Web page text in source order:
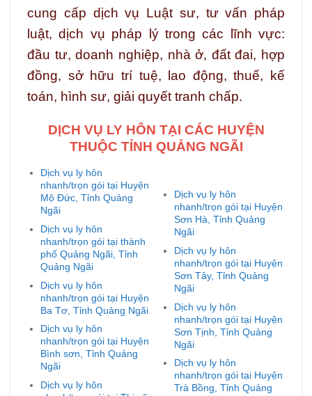
cung cấp dịch vụ Luật sư, tư vấn pháp
luật, dịch vụ pháp lý trong các lĩnh vực:
đầu tư, doanh nghiệp, nhà ở, đất đai, hợp
đồng, sở hữu trí tuệ, lao động, thuế, kế
toán, hình sư, giải quyết tranh chấp.
DỊCH VỤ LY HÔN TẠI CÁC HUYỆN
THUỘC TỈNH QUẢNG NGÃI
Dịch vụ ly hôn
nhanh/trọn gói tại Huyện
Mộ Đức, Tỉnh Quảng
Ngãi
Dịch vụ ly hôn
nhanh/trọn gói tại thành
phố Quảng Ngãi, Tỉnh
Quảng Ngãi
Dịch vụ ly hôn
nhanh/trọn gói tại Huyện
Ba Tơ, Tỉnh Quảng Ngãi
Dịch vụ ly hôn
nhanh/trọn gói tại Huyện
Bình sơn, Tỉnh Quảng
Ngãi
Dịch vụ ly hôn
Dịch vụ ly hôn
nhanh/trọn gói tại Huyện
Sơn Hà, Tỉnh Quảng
Ngãi
Dịch vụ ly hôn
nhanh/trọn gói tại Huyện
Sơn Tây, Tỉnh Quảng
Ngãi
Dịch vụ ly hôn
nhanh/trọn gói tại Huyện
Sơn Tịnh, Tỉnh Quảng
Ngãi
Dịch vụ ly hôn
nhanh/trọn gói tại Huyện
Trà Bồng, Tỉnh Quảng